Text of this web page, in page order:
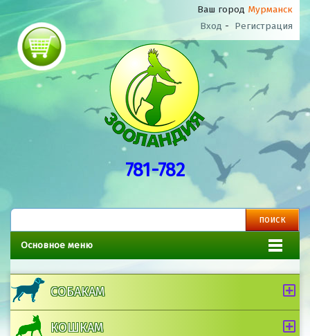
Ваш город Мурманск
Вход - Регистрация
781-782
Основное меню
СОБАКАМ
КОШКАМ